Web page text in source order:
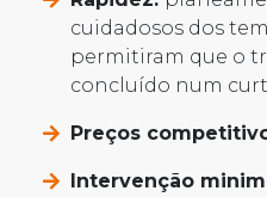
cuidadosos dos
permitiram que o
concluído num
Preços
Intervenção